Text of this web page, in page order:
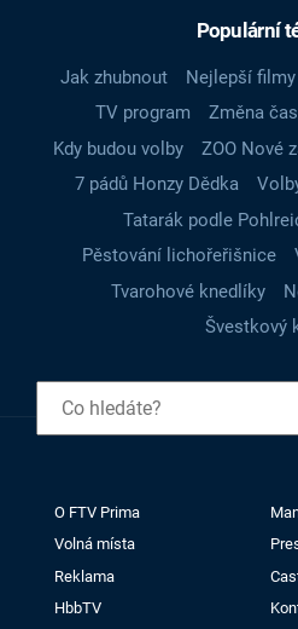
Populární
Jak zhubnout Nejlepší filmy
TV program
Změna
Kdy budou volby
ZOO Nové
7 pádů Honzy Dědka
Tatarák podle
Pěstování lichořeřišnice
Tvarohové knedlíky
Švestkový
O FTV Prima
Volná místa
Reklama
HbbTV